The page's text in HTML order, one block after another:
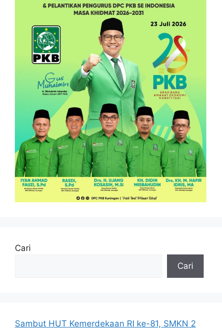
Cari
Cari
Sambut HUT Kemerdekaan RI ke-81, SMKN 2